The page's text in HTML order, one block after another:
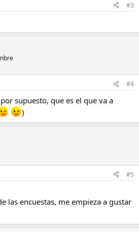
#3
#4
supuesto, que es el que va a
)
#5
las encuestas, me empieza a gustar